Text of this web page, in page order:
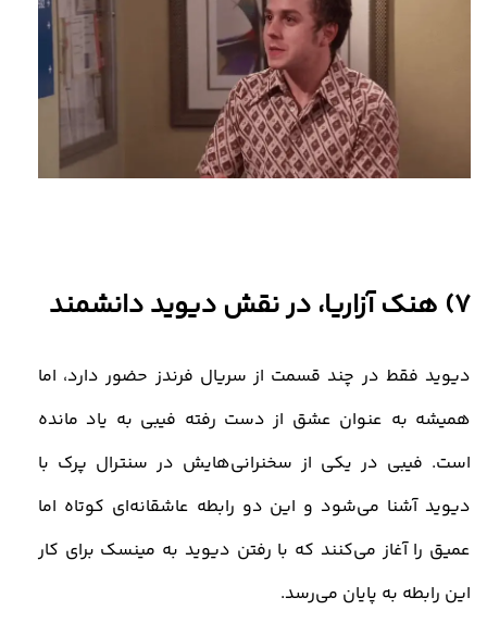
7) هنک آزاریا، در نقش دیوید دانشمند
دیوید فقط در چند قسمت از سریال فرندز حضور دارد، اما
همیشه به عنوان عشق از دست رفته فیبی به یاد مانده
است. فیبی در یکی از سخنرانی‌هایش در سنترال پرک با
دیوید آشنا می‌شود و این دو رابطه عاشقانه‌ای کوتاه اما
عمیق را آغاز می‌کنند که با رفتن دیوید به مینسک برای کار
این رابطه به پایان می‌رسد.